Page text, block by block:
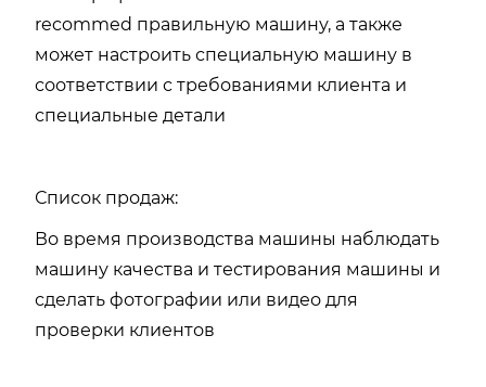
recommed правильную машину, а также
может настроить специальную машину в
соответствии с требованиями клиента и
специальные детали
Список продаж:
Во время производства машины наблюдать
машину качества и тестирования машины и
сделать фотографии или видео для
проверки клиентов